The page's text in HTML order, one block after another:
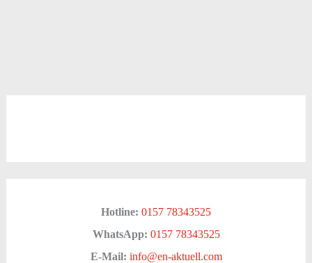
Hotline: 0157 78343525
WhatsApp: 0157 78343525
E-Mail: info@en-aktuell.com